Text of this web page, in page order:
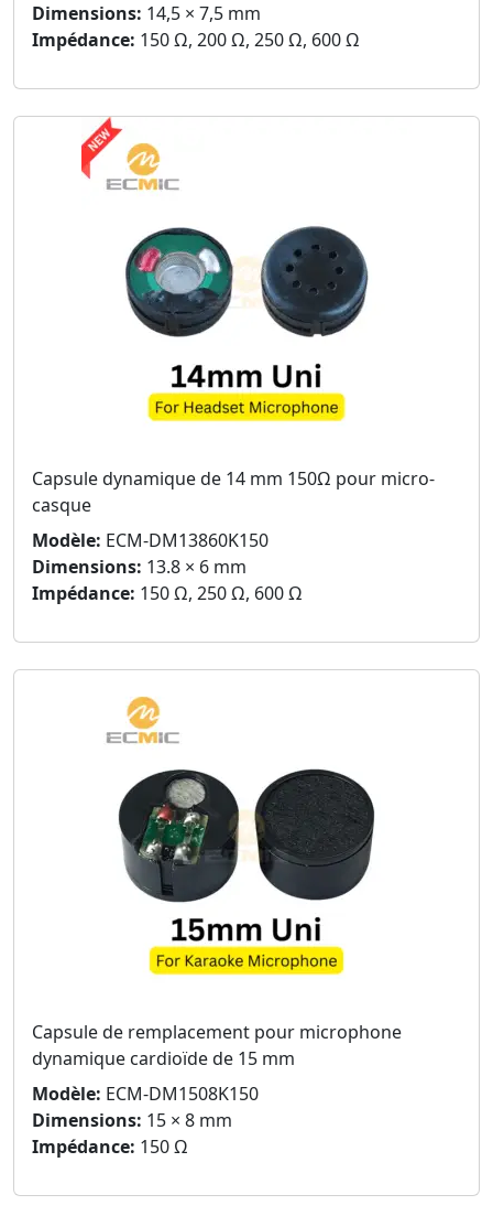
Dimensions: 14,5 × 7,5 mm
Impédance: 150 Ω, 200 Ω, 250 Ω, 600 Ω
Capsule dynamique de 14 mm 150Ω pour micro-
casque
Modèle: ECM-DM13860K150
Dimensions: 13.8 × 6 mm
Impédance: 150 Ω, 250 Ω, 600 Ω
Capsule de remplacement pour microphone
dynamique cardioïde de 15 mm
Modèle: ECM-DM1508K150
Dimensions: 15 × 8 mm
Impédance: 150 Ω